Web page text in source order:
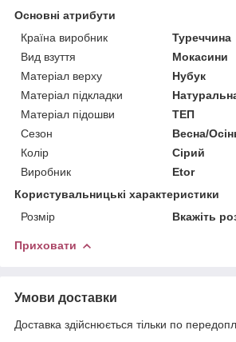
Основні атрибути
Країна виробник
Туреччина
Вид взуття
Мокасини
Матеріал верху
Нубук
Матеріал підкладки
Матеріал підошви
ТЕП
Сезон
Весна/
Колір
Сірий
Виробник
Etor
Користувальницькі характеристики
Розмір
Вкажіть
Приховати
Умови доставки
Доставка здійснюється тільки по